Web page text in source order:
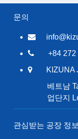
문의
+84 272
KIZUNA
베트남
업단지
관심받는 공장 정보